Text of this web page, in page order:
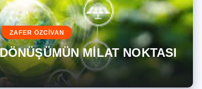
ZAFER ÖZCİVAN
MİLAT NOKTASI